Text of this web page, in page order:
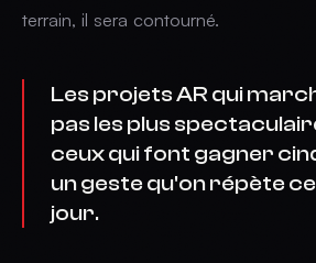
terrain, il sera contourné.
Les projets AR qui
pas les plus
ceux qui font gagner
un geste qu'on répète
jour.